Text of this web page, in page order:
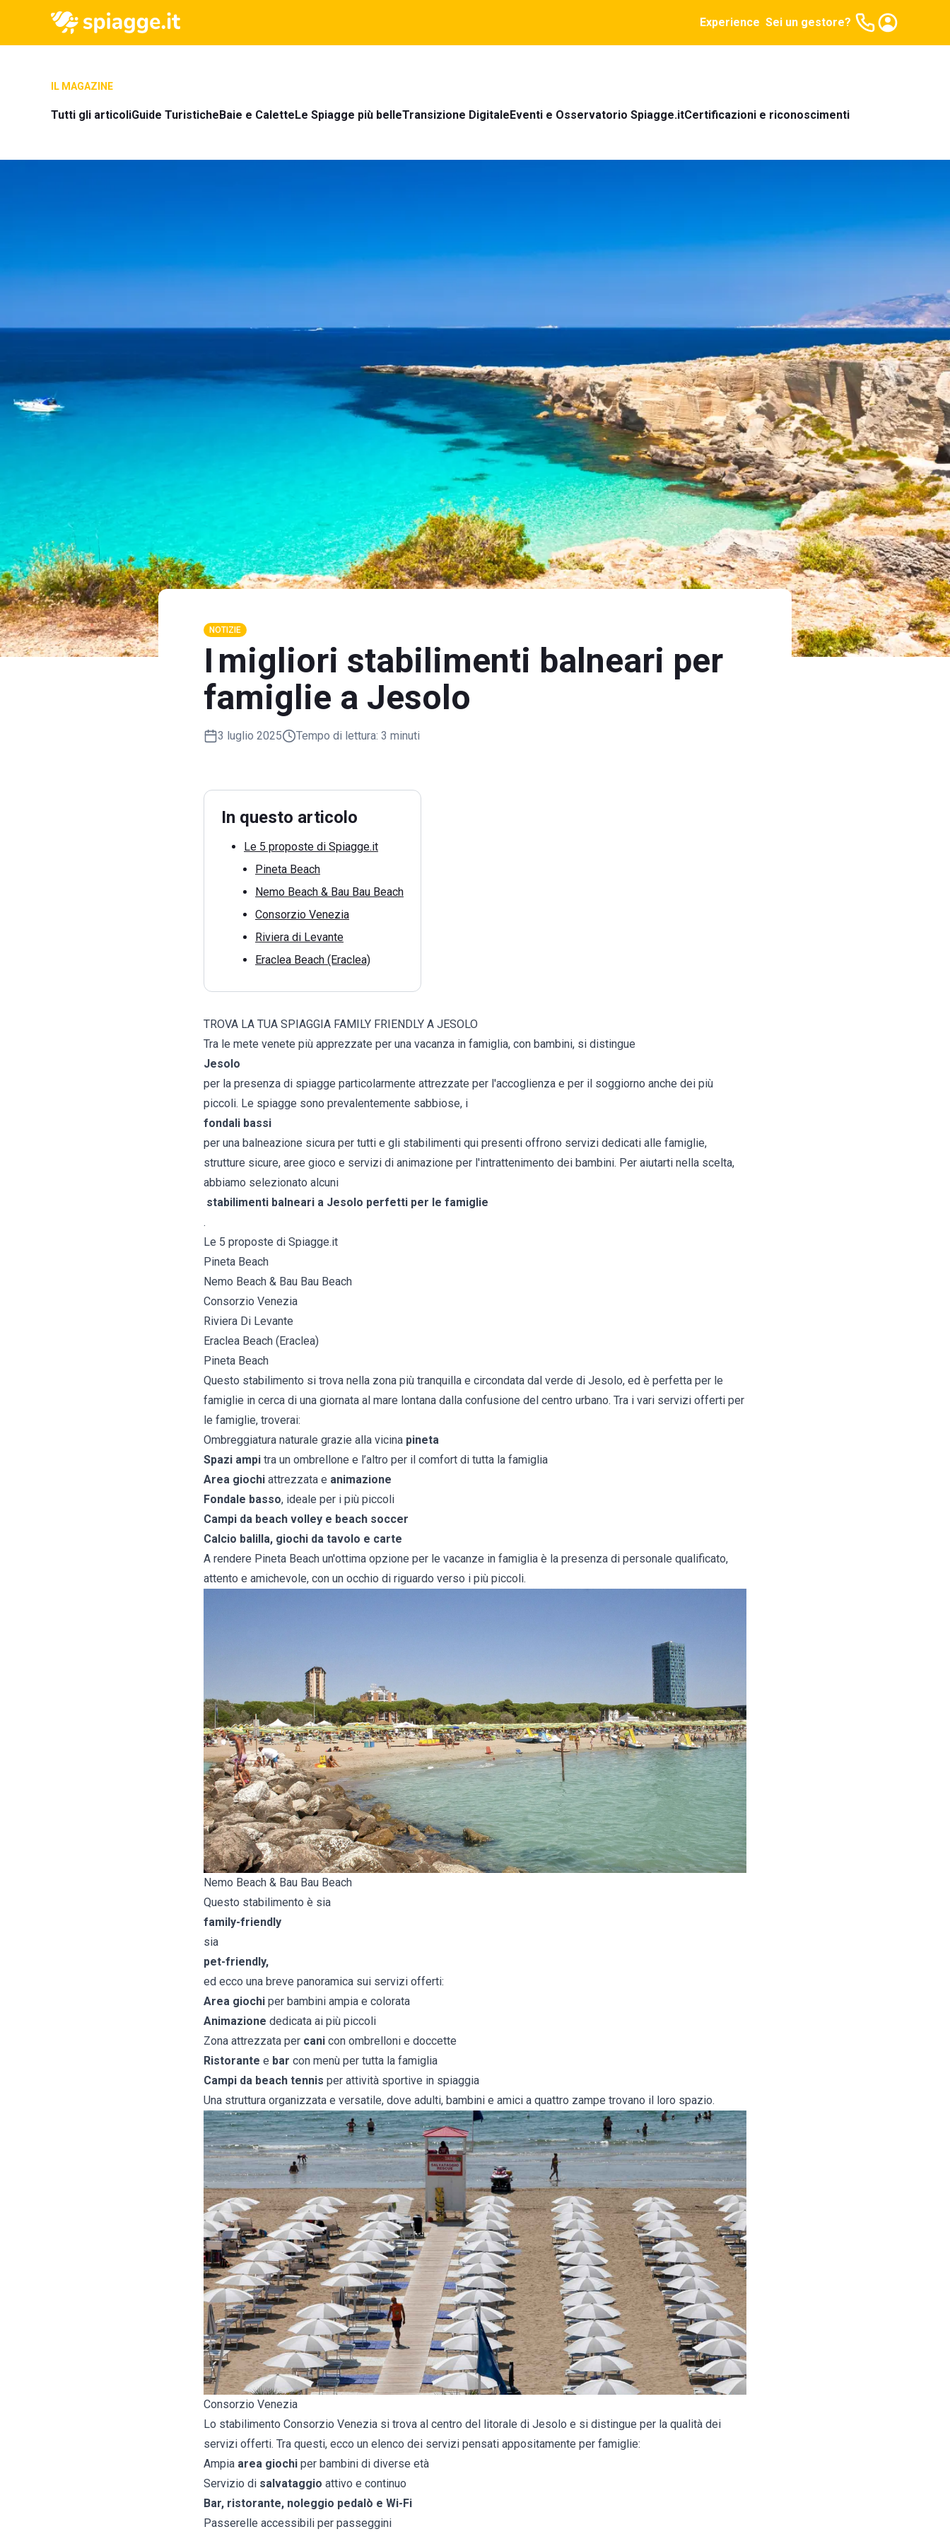
Experience Sei un gestore?
IL MAGAZINE
Tutti gli articoliGuide TuristicheBaie e CaletteLe Spiagge più belleTransizione DigitaleEventi e Osservatorio Spiagge.itCertificazioni e riconoscimenti
NOTIZIE
I migliori stabilimenti balneari per
famiglie a Jesolo
3 luglio 2025 Tempo di lettura: 3 minuti
In questo articolo
Le 5 proposte di Spiagge.it
Pineta Beach
Nemo Beach & Bau Bau Beach
Consorzio Venezia
Riviera di Levante
Eraclea Beach (Eraclea)
TROVA LA TUA SPIAGGIA FAMILY FRIENDLY A JESOLO
Tra le mete venete più apprezzate per una vacanza in famiglia, con bambini, si distingue
Jesolo
per la presenza di spiagge particolarmente attrezzate per l'accoglienza e per il soggiorno anche dei più
piccoli. Le spiagge sono prevalentemente sabbiose, i
fondali bassi
per una balneazione sicura per tutti e gli stabilimenti qui presenti offrono servizi dedicati alle famiglie,
strutture sicure, aree gioco e servizi di animazione per l'intrattenimento dei bambini. Per aiutarti nella scelta,
abbiamo selezionato alcuni
stabilimenti balneari a Jesolo perfetti per le famiglie
.
Le 5 proposte di Spiagge.it
Pineta Beach
Nemo Beach & Bau Bau Beach
Consorzio Venezia
Riviera Di Levante
Eraclea Beach (Eraclea)
Pineta Beach
Questo stabilimento si trova nella zona più tranquilla e circondata dal verde di Jesolo, ed è perfetta per le
famiglie in cerca di una giornata al mare lontana dalla confusione del centro urbano. Tra i vari servizi offerti per
le famiglie, troverai:
Ombreggiatura naturale grazie alla vicina pineta
Spazi ampi tra un ombrellone e l’altro per il comfort di tutta la famiglia
Area giochi attrezzata e animazione
Fondale basso, ideale per i più piccoli
Campi da beach volley e beach soccer
Calcio balilla, giochi da tavolo e carte
A rendere Pineta Beach un'ottima opzione per le vacanze in famiglia è la presenza di personale qualificato,
attento e amichevole, con un occhio di riguardo verso i più piccoli.
Nemo Beach & Bau Bau Beach
Questo stabilimento è sia
family-friendly
sia
pet-friendly,
ed ecco una breve panoramica sui servizi offerti:
Area giochi per bambini ampia e colorata
Animazione dedicata ai più piccoli
Zona attrezzata per cani con ombrelloni e doccette
Ristorante e bar con menù per tutta la famiglia
Campi da beach tennis per attività sportive in spiaggia
Una struttura organizzata e versatile, dove adulti, bambini e amici a quattro zampe trovano il loro spazio.
Consorzio Venezia
Lo stabilimento Consorzio Venezia si trova al centro del litorale di Jesolo e si distingue per la qualità dei
servizi offerti. Tra questi, ecco un elenco dei servizi pensati appositamente per famiglie:
Ampia area giochi per bambini di diverse età
Servizio di salvataggio attivo e continuo
Bar, ristorante, noleggio pedalò e Wi-Fi
Passerelle accessibili per passeggini